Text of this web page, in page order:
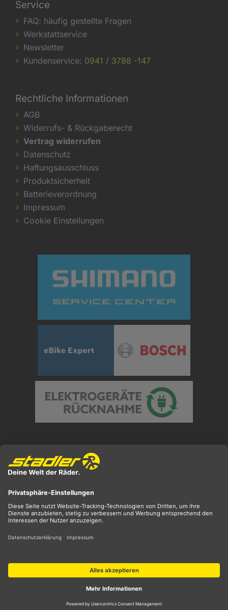
Service
FAQ: häufig gestellte Fragen
Werkstattservice
Newsletter
Kundenservice: 0941 / 3788 -147
Rechtliche Informationen
AGB
Widerrufs- & Rückgaberecht
Vertrag widerrufen
Datenschutz
Haftungsausschluss
Produktsicherheit
Batterieverordnung
Impressum
Cookie Einstellungen
** ehemaliger UVP
*** Preis entspricht unserem Markteinführungspreis
der aktuellen Saison